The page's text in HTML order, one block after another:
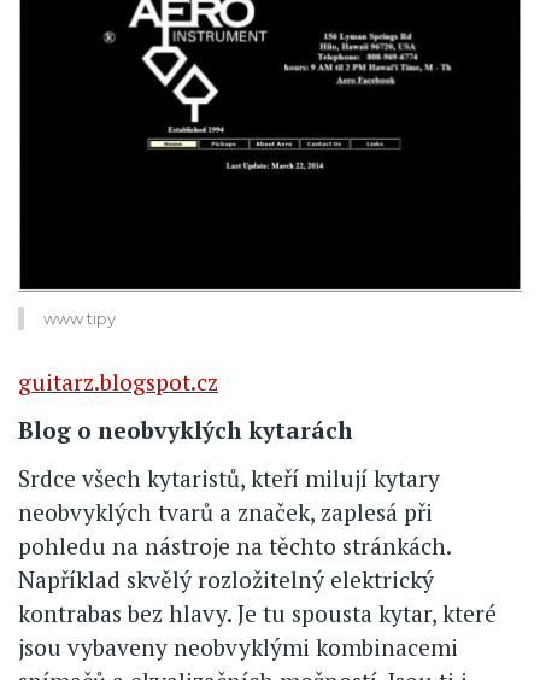
www tipy
guitarz.blogspot.cz
Blog o neobvyklých kytarách
Srdce všech kytaristů, kteří milují kytary
neobvyklých tvarů a značek, zaplesá při
pohledu na nástroje na těchto stránkách.
Například skvělý rozložitelný elektrický
kontrabas bez hlavy. Je tu spousta kytar, které
jsou vybaveny neobvyklými kombinacemi